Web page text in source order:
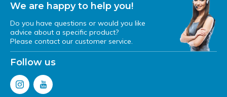
We are happy to help you!
Do you have questions or would you like
advice about a specific product?
Please contact our customer service.
Follow us